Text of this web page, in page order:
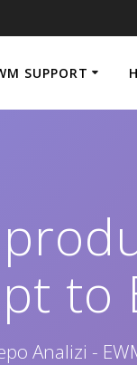
SUPPORT
to
Analizi -